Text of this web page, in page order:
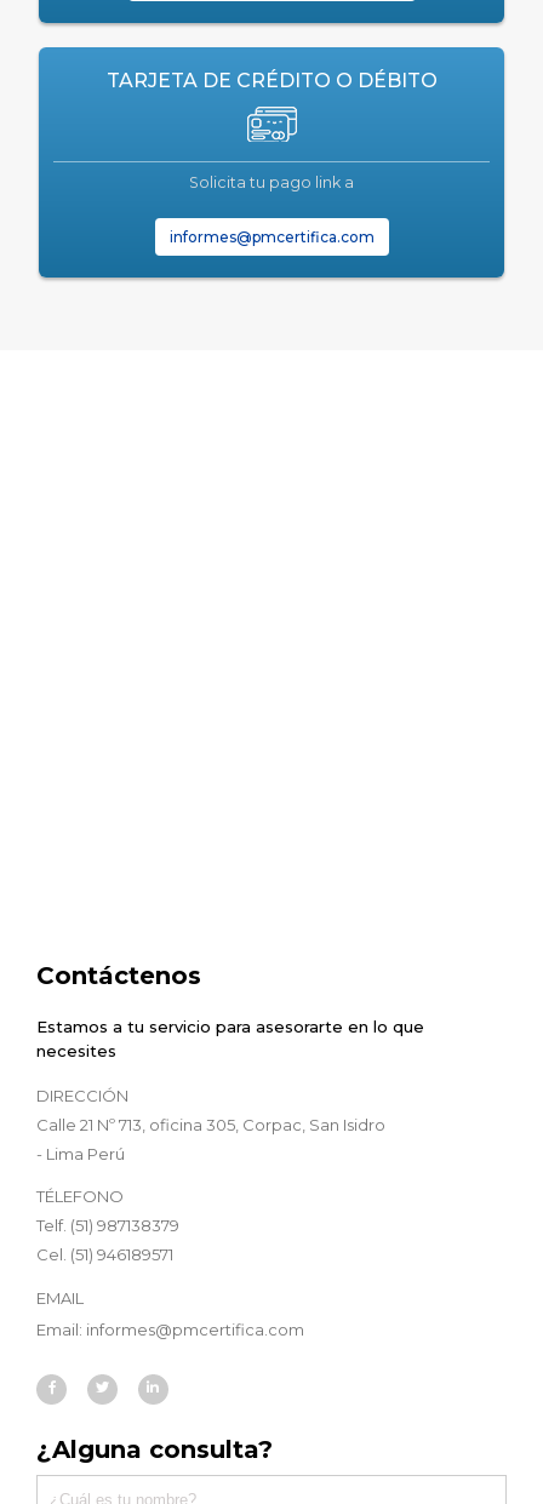
TARJETA DE CRÉDITO O DÉBITO
Solicita tu pago link a
informes@pmcertifica.com
Contáctenos
Estamos a tu servicio para asesorarte en lo que
necesites
DIRECCIÓN
Calle 21 Nº 713, oficina 305, Corpac, San Isidro
- Lima Perú
TÉLEFONO
Telf. (51) 987138379
Cel. (51) 946189571
EMAIL
Email: informes@pmcertifica.com
¿Alguna consulta?